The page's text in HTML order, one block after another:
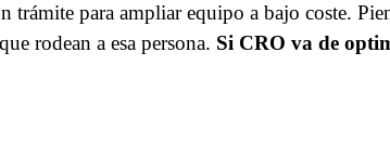
trámite para ampliar equipo a bajo coste.
rodean a esa persona. Si CRO va de